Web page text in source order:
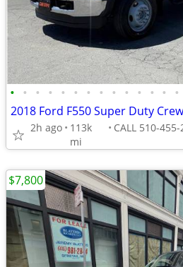
• • • • • • • • • • • • • •
2h ago
113k
mi
$7,800